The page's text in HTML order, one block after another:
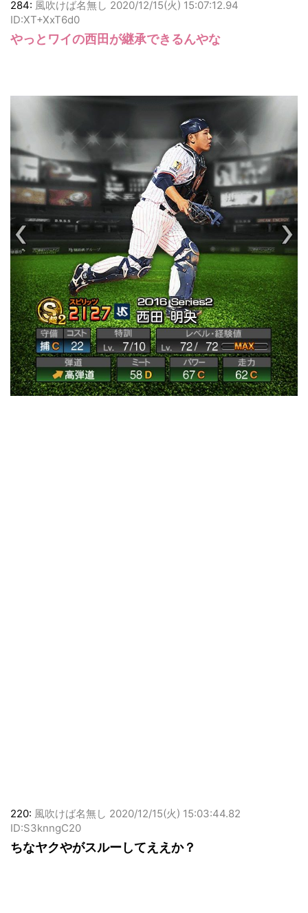
284:風吹けば名無し
2020/12/15(火) 15:07:12.94
やっとワイの西田が継承できるんやな
220:風吹けば名無し
ID:S3knngC20
ちなヤクやがスルーしてええか？